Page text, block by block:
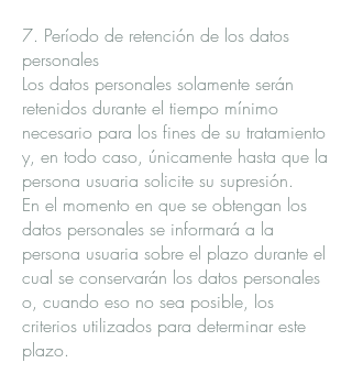
7. Período de retención de los datos
personales
Los datos personales solamente serán
retenidos durante el tiempo mínimo
necesario para los fines de su tratamiento
y, en todo caso, únicamente hasta que la
persona usuaria solicite su supresión.
En el momento en que se obtengan los
datos personales se informará a la
persona usuaria sobre el plazo durante el
cual se conservarán los datos personales
o, cuando eso no sea posible, los
criterios utilizados para determinar este
plazo.